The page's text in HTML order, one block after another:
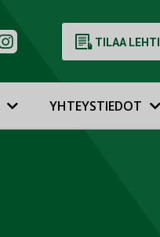
TILAA LEHTI
YHTEYSTIEDOT